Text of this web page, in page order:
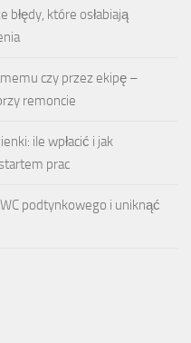
błędy, które osłabiają
czy przez ekipę –
remoncie
ile wpłacić i jak
prac
podtynkowego i uniknąć